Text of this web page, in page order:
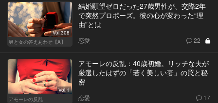
Vol.308
男と女の答えあわせ【A】
結婚願望ゼロだった27歳男性が、交際2年
で突然プロポーズ。彼の心が変わった“理
由”とは
恋愛 22
Vol.1
アモーレの反乱
アモーレの反乱：40歳初婚。リッチな夫が
厳選したはずの「若く美しい妻」の罠と秘
密
恋愛 17